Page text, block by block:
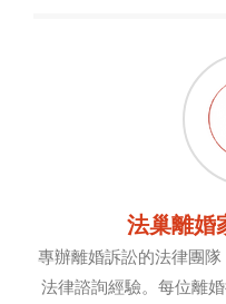
法巢離婚
專辦離婚訴訟的法律團
法律諮詢經驗。每位離